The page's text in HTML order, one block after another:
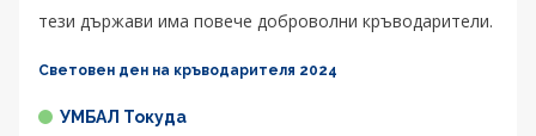
тези държави има повече доброволни кръводарители.
Световен ден на кръводарителя 2024
УМБАЛ Токуда